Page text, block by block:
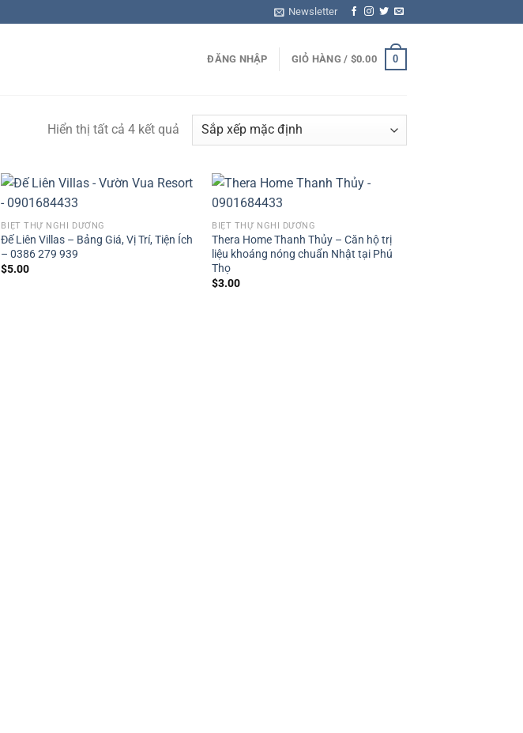
Newsletter
ĐĂNG NHẬP GIỎ HÀNG / $0.00 0
Hiển thị tất cả 4 kết quả
BIỆT THỰ NGHỈ DƯỠNG
Đế Liên Villas – Bảng Giá, Vị Trí, Tiện Ích
– 0386 279 939
$5.00
BIỆT THỰ NGHỈ DƯỠNG
Thera Home Thanh Thủy – Căn hộ trị
liệu khoáng nóng chuẩn Nhật tại Phú
Thọ
$3.00